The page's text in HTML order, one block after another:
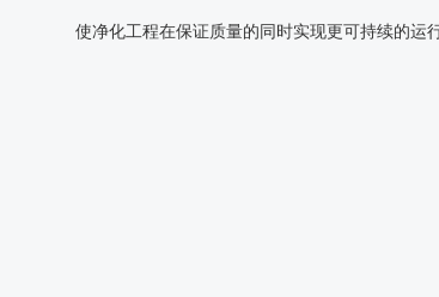
使净化工程在保证质量的同时实现更可持续的运行